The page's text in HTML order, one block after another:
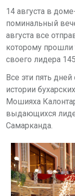
14 августа в
поминальный
августа все
которому прошли
своего лидера
Все эти пять
истории
Мошияха
выдающихся
Самарканда.